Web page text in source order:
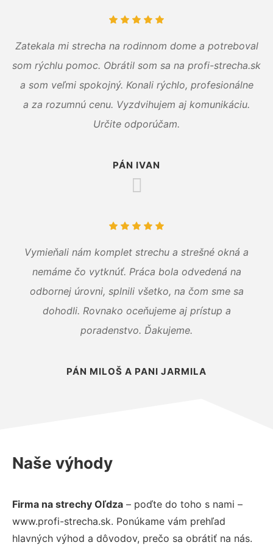
Zatekala mi strecha na rodinnom dome a potreboval
som rýchlu pomoc. Obrátil som sa na profi-strecha.sk
a som veľmi spokojný. Konali rýchlo, profesionálne
a za rozumnú cenu. Vyzdvihujem aj komunikáciu.
Určite odporúčam.
PÁN IVAN
Vymieňali nám komplet strechu a strešné okná a
nemáme čo vytknúť. Práca bola odvedená na
odbornej úrovni, splnili všetko, na čom sme sa
dohodli. Rovnako oceňujeme aj prístup a
poradenstvo. Ďakujeme.
PÁN MILOŠ A PANI JARMILA
Naše výhody
Firma na strechy Oľdza – poďte do toho s nami –
www.profi-strecha.sk. Ponúkame vám prehľad
hlavných výhod a dôvodov, prečo sa obrátiť na nás.